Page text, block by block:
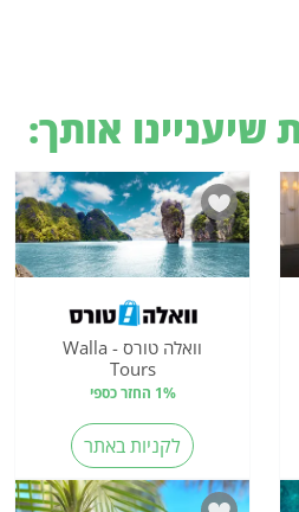
שיעניינו אותך:
וואלה טורס - Walla
Tours
1% החזר כספי
לקניות באתר